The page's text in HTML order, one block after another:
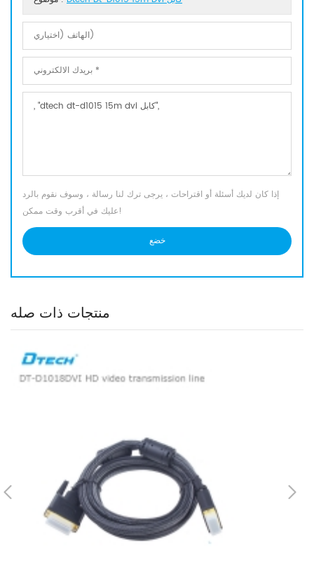
إذا كان لديك أسئلة أو اقتراحات ، يرجى ترك لنا رسالة ، وسوف نقوم بالرد
عليك في أقرب وقت ممكن!
منتجات ذات صله